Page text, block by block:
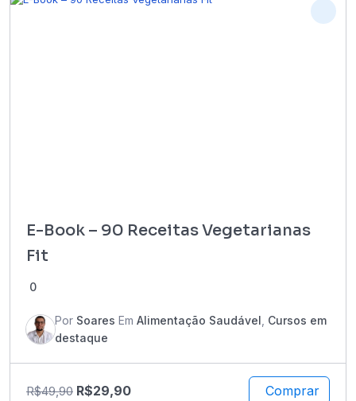
E-Book – 90 Receitas Vegetarianas
Fit
0
Por Soares Em Alimentação Saudável Cursos em
destaque
R$49,90 R$29,90 Comprar